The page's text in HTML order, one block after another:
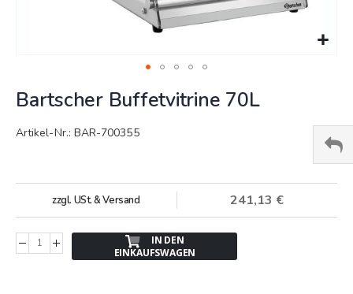
zum
der
Bartscher Buffetvitrine 70L
Artikel-Nr.: BAR-700355
241,13 €
zzgl. USt. & Versand
IN DEN
EINKAUFSWAGEN